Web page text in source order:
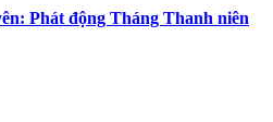
Phát động Tháng Thanh niên